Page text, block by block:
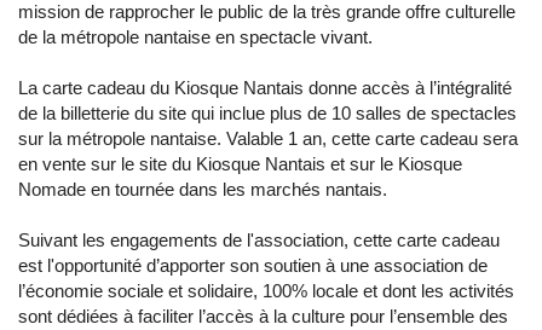
mission de rapprocher le public de la très grande offre culturelle
de la métropole nantaise en spectacle vivant.
La carte cadeau du Kiosque Nantais donne accès à l’intégralité
de la billetterie du site qui inclue plus de 10 salles de spectacles
sur la métropole nantaise. Valable 1 an, cette carte cadeau sera
en vente sur le site du Kiosque Nantais et sur le Kiosque
Nomade en tournée dans les marchés nantais.
Suivant les engagements de l'association, cette carte cadeau
est l'opportunité d’apporter son soutien à une association de
l’économie sociale et solidaire, 100% locale et dont les activités
sont dédiées à faciliter l’accès à la culture pour l’ensemble des